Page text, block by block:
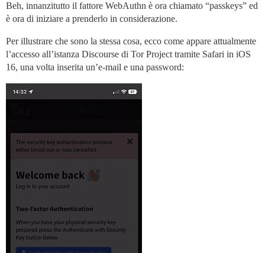
Beh, innanzitutto il fattore WebAuthn è ora chiamato “passkeys” ed
è ora di iniziare a prenderlo in considerazione.
Per illustrare che sono la stessa cosa, ecco come appare attualmente
l’accesso all’istanza Discourse di Tor Project tramite Safari in iOS
16, una volta inserita un’e-mail e una password: